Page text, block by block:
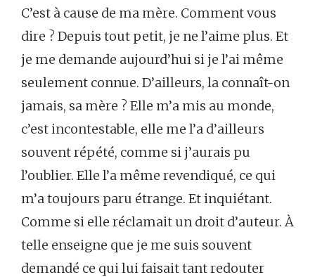
C’est à cause de ma mère. Comment vous
dire ? Depuis tout petit, je ne l’aime plus. Et
je me demande aujourd’hui si je l’ai même
seulement connue. D’ailleurs, la connaît-on
jamais, sa mère ? Elle m’a mis au monde,
c’est incontestable, elle me l’a d’ailleurs
souvent répété, comme si j’aurais pu
l’oublier. Elle l’a même revendiqué, ce qui
m’a toujours paru étrange. Et inquiétant.
Comme si elle réclamait un droit d’auteur. À
telle enseigne que je me suis souvent
demandé ce qui lui faisait tant redouter